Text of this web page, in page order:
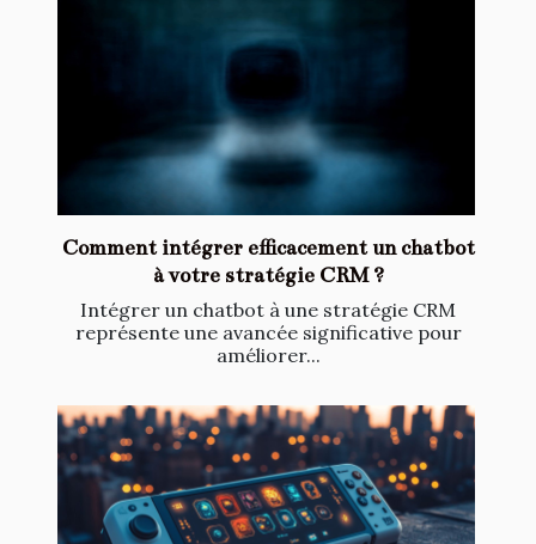
Comment intégrer efficacement un chatbot
à votre stratégie CRM ?
Intégrer un chatbot à une stratégie CRM
représente une avancée significative pour
améliorer...